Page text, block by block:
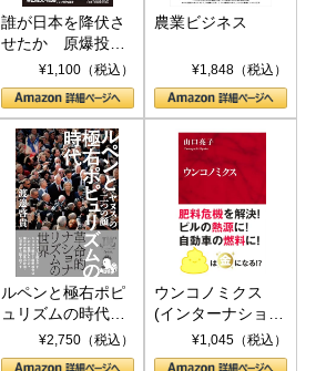
誰が日本を降伏さ
せたか 原爆投
下、ソ連参戦、そ
して聖断 (PHP新
書)
¥1,100（税込）
農業ビジネス
¥1,848（税込）
ルペンと極右ポピ
ュリズムの時代：
〈ヤヌス〉の二つ
の顔
¥2,750（税込）
ウンコノミクス
(インターナショナ
ル新書)¥1,045（税込）